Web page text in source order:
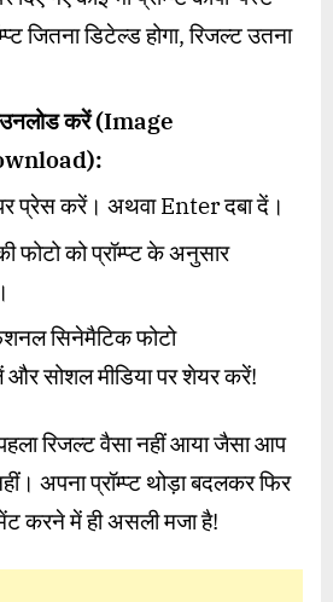
जितना डिटेल्ड होगा, रिजल्ट उतना
करें (Image
प्रेस करें। अथवा Enter दबा दें।
को प्रॉम्प्ट के अनुसार
सिनेमैटिक फोटो
सोशल मीडिया पर शेयर करें!
रिजल्ट वैसा नहीं आया जैसा आप
अपना प्रॉम्प्ट थोड़ा बदलकर फिर
करने में ही असली मजा है!